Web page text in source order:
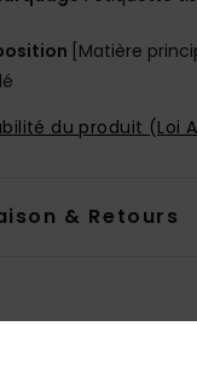
[Matière
du produit (Loi
& Retours